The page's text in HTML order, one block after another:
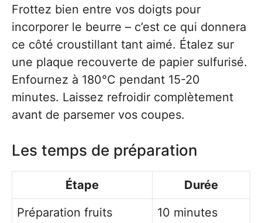
Frottez bien entre vos doigts pour
incorporer le beurre – c’est ce qui donnera
ce côté croustillant tant aimé. Étalez sur
une plaque recouverte de papier sulfurisé.
Enfournez à 180°C pendant 15-20
minutes. Laissez refroidir complètement
avant de parsemer vos coupes.
Les temps de préparation
Étape
Durée
Préparation fruits
10 minutes